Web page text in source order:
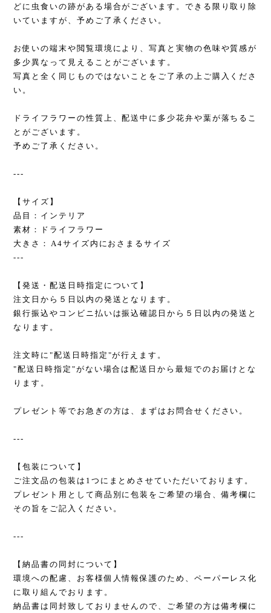
どに虫食いの跡がある場合がございます。できる限り取り除
いていますが、予めご了承ください。
お使いの端末や閲覧環境により、写真と実物の色味や質感が
多少異なって見えることがございます。
写真と全く同じものではないことをご了承の上ご購入くださ
い。
ドライフラワーの性質上、配送中に多少花弁や葉が落ちるこ
とがございます。
予めご了承ください。
---
【サイズ】
品目：インテリア
素材：ドライフラワー
大きさ：A4サイズ内におさまるサイズ
---
【発送・配送日時指定について】
注文日から５日以内の発送となります。
銀行振込やコンビニ払いは振込確認日から５日以内の発送と
なります。
注文時に"配送日時指定"が行えます。
"配送日時指定"がない場合は配送日から最短でのお届けとな
ります。
プレゼント等でお急ぎの方は、まずはお問合せください。
---
【包装について】
ご注文品の包装は1つにまとめさせていただいております。
プレゼント用として商品別に包装をご希望の場合、備考欄に
その旨をご記入ください。
---
【納品書の同封について】
環境への配慮、お客様個人情報保護のため、ペーパーレス化
に取り組んでおります。
納品書は同封致しておりませんので、ご希望の方は備考欄に